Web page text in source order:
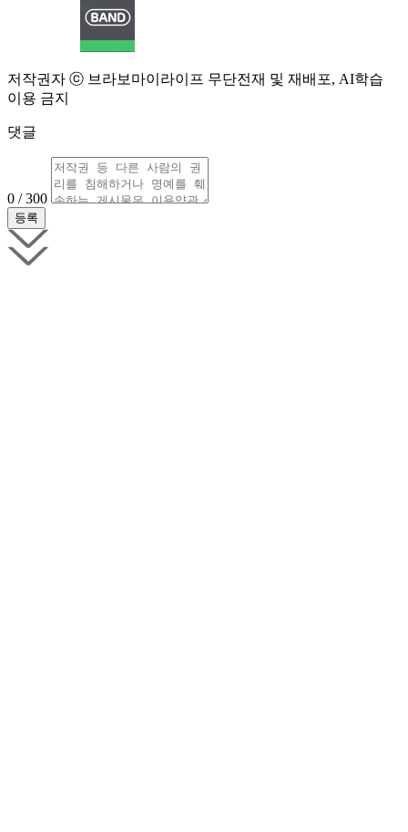
저작권자 ⓒ 브라보마이라이프 무단전재 및 재배포, AI학습
이용 금지
댓글
0 / 300